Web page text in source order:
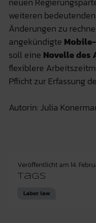
weiteren
Änderungen zu
angekündigte
soll eine Novelle des
flexiblere
Pflicht zur Erfassung
Autorin: Julia
Veröffentlicht am 14.
Tags
Labor law